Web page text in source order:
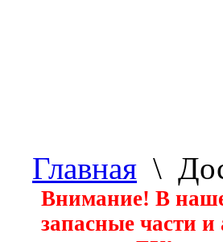
Главная \
Внимание! В
запасные части